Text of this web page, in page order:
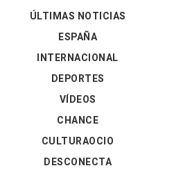
ÚLTIMAS NOTICIAS
ESPAÑA
INTERNACIONAL
DEPORTES
VÍDEOS
CHANCE
CULTURAOCIO
DESCONECTA